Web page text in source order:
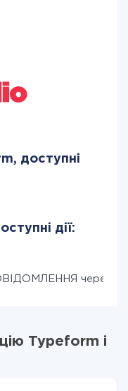
доступні
дії:
через
Typeform і